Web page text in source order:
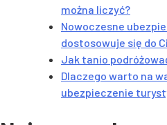
można liczyć?
Nowoczesne
dostosowuje się do
Jak tanio
Dlaczego warto na
ubezpieczenie